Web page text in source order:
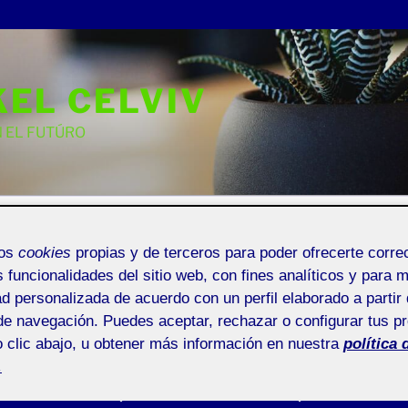
CELVIV
EL FUTÚRO
MISAEL CELI VIVANCO
Buscar
cookies propias y de terceros para poder ofrecerte
funcionalidades del sitio web, con fines analíticos y para
personalizada de acuerdo con un perfil elaborado a partir
navegación. Puedes aceptar, rechazar o configurar tus
clic abajo, u obtener más información en nuestra política